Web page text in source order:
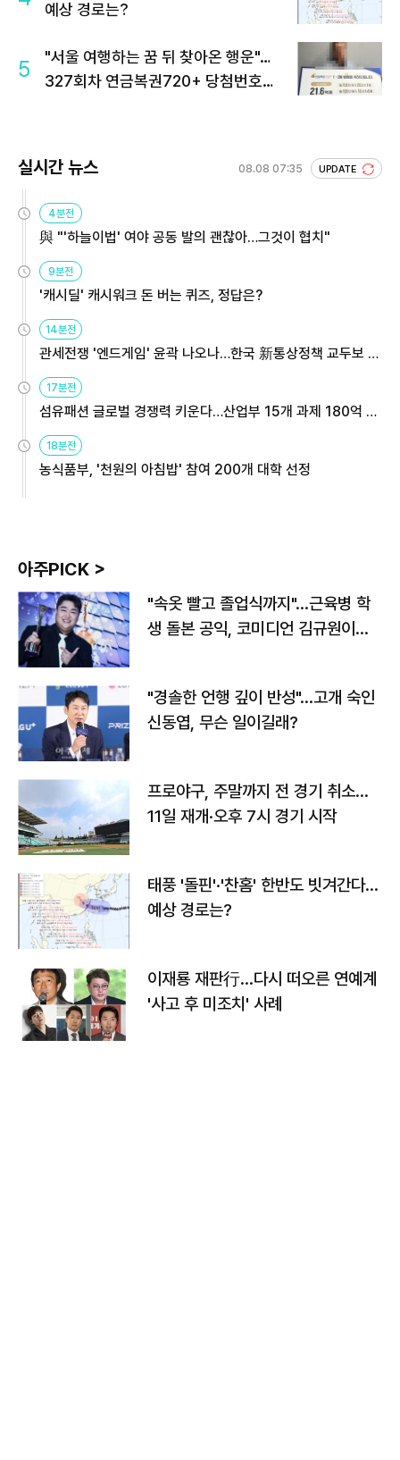
예상 경로는?
5
"서울 여행하는 꿈 뒤 찾아온 행운"…
327회차 연금복권720+ 당첨번호조
실시간 뉴스 08.08 07:35 UPDATE
4분전
與 "'하늘이법' 여야 공동 발의 괜찮아…그것이 협치"
9분전
'캐시딜' 캐시워크 돈 버는 퀴즈, 정답은?
14분전
관세전쟁 '엔드게임' 윤곽 나오나…한국 新통상정책 교두보 활
용해야
17분전
섬유패션 글로벌 경쟁력 키운다…산업부 15개 과제 180억 지
원
18분전
농식품부, '천원의 아침밥' 참여 200개 대학 선정
아주PICK >
"속옷 빨고 졸업식까지"…근육병 학
생 돌본 공익, 코미디언 김규원이었
"경솔한 언행 깊이 반성"…고개 숙인
신동엽, 무슨 일이길래?
프로야구, 주말까지 전 경기 취소…
11일 재개·오후 7시 경기 시작
태풍 '돌핀'·'찬홈' 한반도 빗겨간다…
예상 경로는?
이재룡 재판行…다시 떠오른 연예계
'사고 후 미조치' 사례